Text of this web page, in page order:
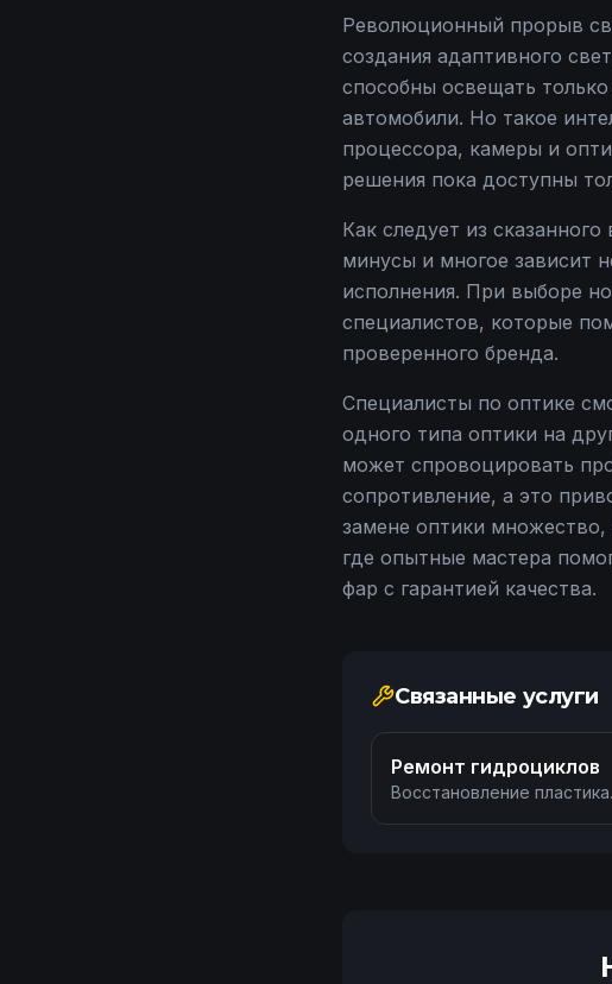
Революционный прорыв
создания адаптивного
способны освещать
автомобили. Но такое
процессора, камеры и
решения пока доступны
Как следует из
минусы и многое зависит
исполнения. При выборе
специалистов, которые
проверенного бренда.
Специалисты по оптике
одного типа оптики на
может спровоцировать
сопротивление, а это
замене оптики
где опытные мастера
фар с гарантией качества.
Связанные услуги
Ремонт гидроциклов
Восстановление пластика